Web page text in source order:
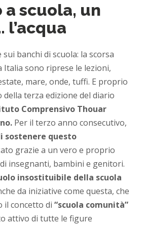
scuola, un
l’acqua
banchi di scuola: la scorsa
sono riprese le lezioni,
mare, onde, tuffi. E proprio
della terza edizione del diario
Comprensivo Thouar
Per il terzo anno consecutivo,
sostenere questo
grazie a un vero e proprio
insegnanti, bambini e genitori.
insostituibile della scuola
da iniziative come questa, che
il concetto di“scuola comunità”
attivo di tutte le figure